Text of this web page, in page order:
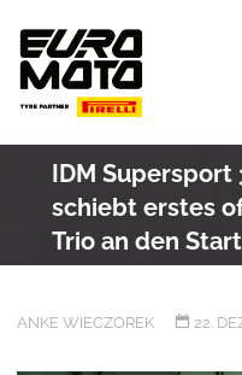
content
IDM Supersport
schiebt erstes
Trio an den Start
ANKE WIECZOREK 22.